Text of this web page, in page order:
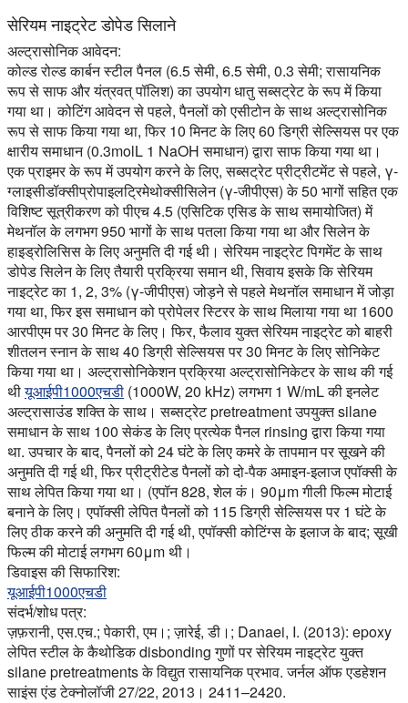
सेरियम नाइट्रेट डोपेड सिलाने
अल्ट्रासोनिक आवेदन:
कोल्ड रोल्ड कार्बन स्टील पैनल (6.5 सेमी, 6.5 सेमी, 0.3 सेमी; रासायनिक
रूप से साफ और यंत्रवत् पॉलिश) का उपयोग धातु सब्सट्रेट के रूप में किया
गया था। कोटिंग आवेदन से पहले, पैनलों को एसीटोन के साथ अल्ट्रासोनिक
रूप से साफ किया गया था, फिर 10 मिनट के लिए 60 डिग्री सेल्सियस पर एक
क्षारीय समाधान (0.3molL 1 NaOH समाधान) द्वारा साफ किया गया था।
एक प्राइमर के रूप में उपयोग करने के लिए, सब्सट्रेट प्रीट्रीटमेंट से पहले, γ-
ग्लाइसीडॉक्सीप्रोपाइलट्रिमेथोक्सीसिलेन (γ-जीपीएस) के 50 भागों सहित एक
विशिष्ट सूत्रीकरण को पीएच 4.5 (एसिटिक एसिड के साथ समायोजित) में
मेथनॉल के लगभग 950 भागों के साथ पतला किया गया था और सिलेन के
हाइड्रोलिसिस के लिए अनुमति दी गई थी। सेरियम नाइट्रेट पिगमेंट के साथ
डोपेड सिलेन के लिए तैयारी प्रक्रिया समान थी, सिवाय इसके कि सेरियम
नाइट्रेट का 1, 2, 3% (γ-जीपीएस) जोड़ने से पहले मेथनॉल समाधान में जोड़ा
गया था, फिर इस समाधान को प्रोपेलर स्टिरर के साथ मिलाया गया था 1600
आरपीएम पर 30 मिनट के लिए। फिर, फैलाव युक्त सेरियम नाइट्रेट को बाहरी
शीतलन स्नान के साथ 40 डिग्री सेल्सियस पर 30 मिनट के लिए सोनिकेट
किया गया था। अल्ट्रासोनिकेशन प्रक्रिया अल्ट्रासोनिकेटर के साथ की गई
थीयूआईपी1000एचडी (1000W, 20 kHz) लगभग 1 W/mL की इनलेट
अल्ट्रासाउंड शक्ति के साथ। सब्सट्रेट pretreatment उपयुक्त silane
समाधान के साथ 100 सेकंड के लिए प्रत्येक पैनल rinsing द्वारा किया गया
था. उपचार के बाद, पैनलों को 24 घंटे के लिए कमरे के तापमान पर सूखने की
अनुमति दी गई थी, फिर प्रीट्रीटेड पैनलों को दो-पैक अमाइन-इलाज एपॉक्सी के
साथ लेपित किया गया था। (एपॉन 828, शेल कं। 90μm गीली फिल्म मोटाई
बनाने के लिए। एपॉक्सी लेपित पैनलों को 115 डिग्री सेल्सियस पर 1 घंटे के
लिए ठीक करने की अनुमति दी गई थी, एपॉक्सी कोटिंग्स के इलाज के बाद; सूखी
फिल्म की मोटाई लगभग 60μm थी।
डिवाइस की सिफारिश:
यूआईपी1000एचडी
संदर्भ/शोध पत्र:
ज़फ़रानी, एस.एच.; पेकारी, एम।; ज़ारेई, डी।; Danaei, I. (2013): epoxy
लेपित स्टील के कैथोडिक disbonding गुणों पर सेरियम नाइट्रेट युक्त
silane pretreatments के विद्युत रासायनिक प्रभाव. जर्नल ऑफ एडहेशन
साइंस एंड टेक्नोलॉजी 27/22, 2013। 2411–2420.